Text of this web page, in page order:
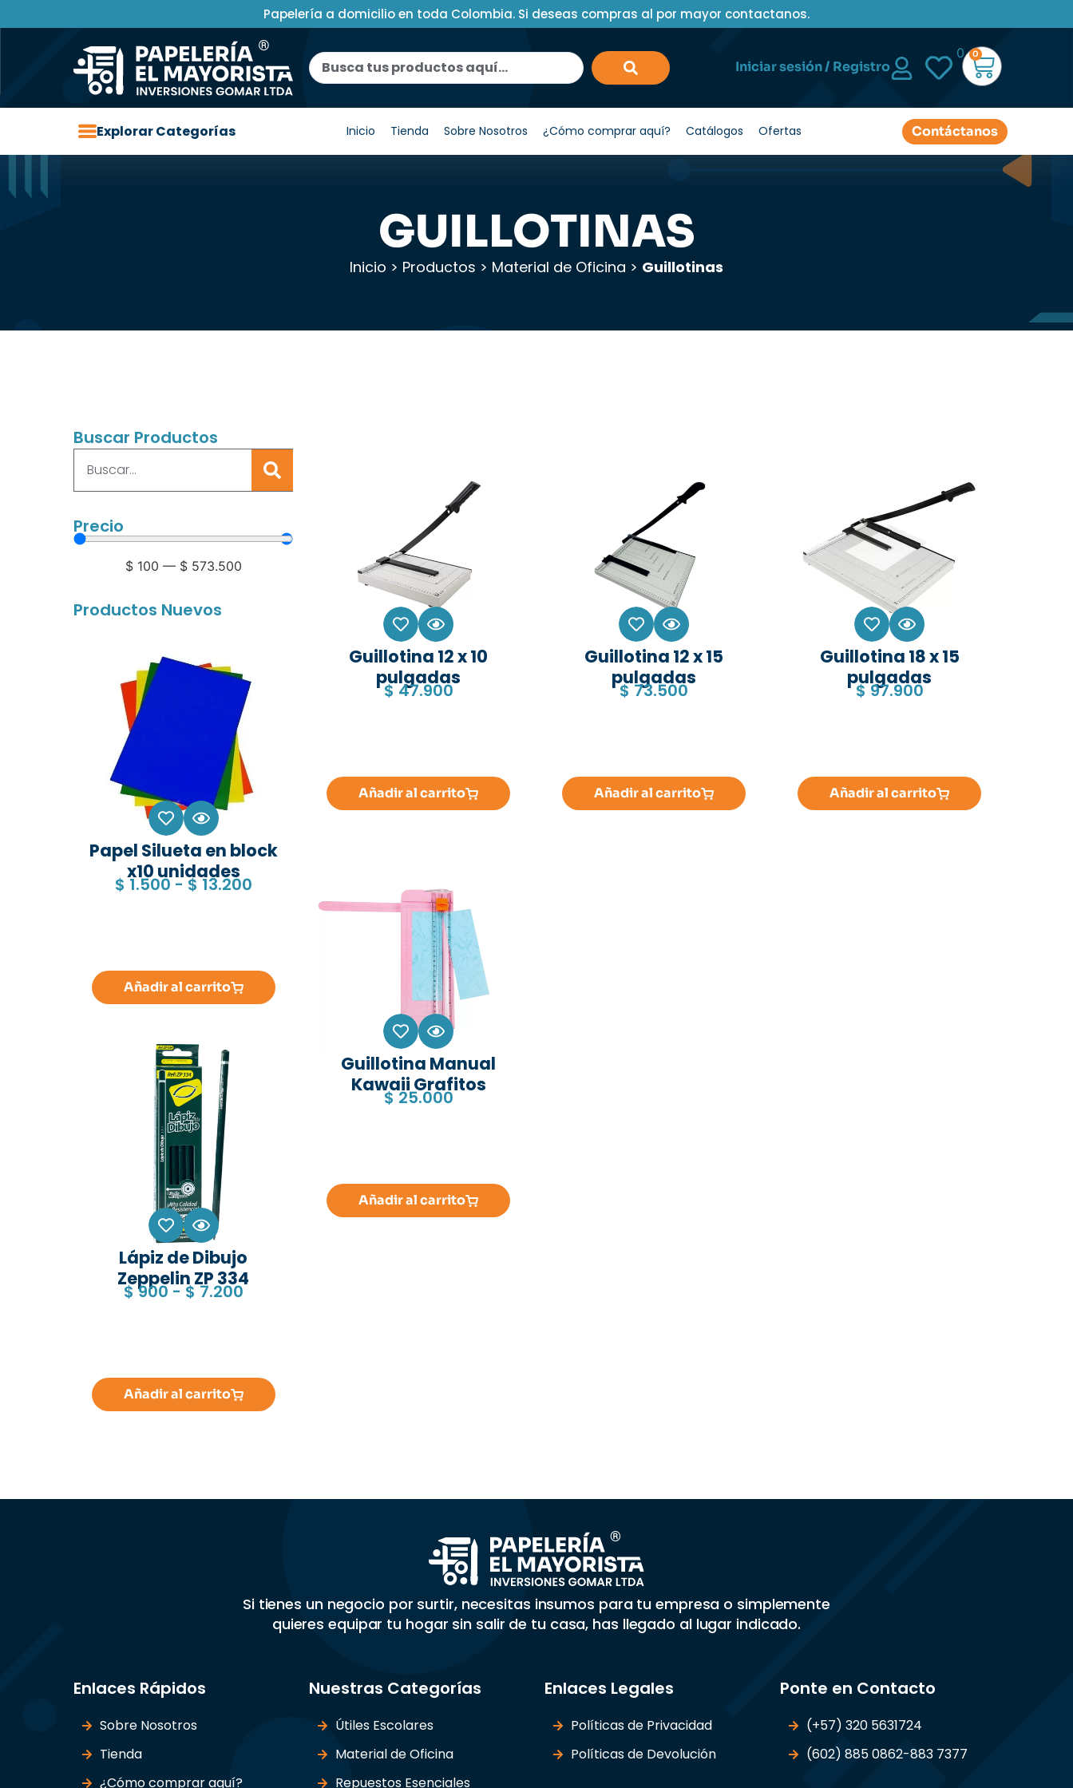
Papelería a domicilio en toda Colombia. Si deseas compras al por mayor contactanos.
Iniciar sesión / Registro
0 0
Explorar Categorías Inicio Tienda Sobre Nosotros ¿Cómo comprar aquí? Catálogos Ofertas Contáctanos
GUILLOTINAS
Inicio > Productos > Material de Oficina > Guillotinas
Buscar Productos
Precio
$ 100 — $ 573.500
Productos Nuevos
Papel Silueta en block
x10 unidades
$1.500 -$13.200
Añadir al carrito
Lápiz de Dibujo
Zeppelin ZP 334
$900- $7.200
Añadir al carrito
Guillotina 12 x 10
pulgadas
$47.900
Añadir al carrito
Guillotina 12 x 15
pulgadas
$73.500
Añadir al carrito
Guillotina 18 x 15
pulgadas
$97.900
Añadir al carrito
Guillotina Manual
Kawaii Grafitos
$25.000
Añadir al carrito
Si tienes un negocio por surtir, necesitas insumos para tu empresa o simplemente
quieres equipar tu hogar sin salir de tu casa, has llegado al lugar indicado.
Enlaces Rápidos
Sobre Nosotros
Tienda
¿Cómo comprar aquí?
Nuestras Categorías
Útiles Escolares
Material de Oficina
Repuestos Esenciales
Enlaces Legales
Políticas de Privacidad
Políticas de Devolución
Ponte en Contacto
(+57) 320 5631724
(602) 885 0862-883 7377